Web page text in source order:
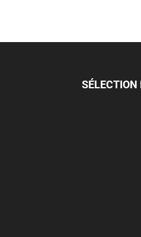
SÉLECTION